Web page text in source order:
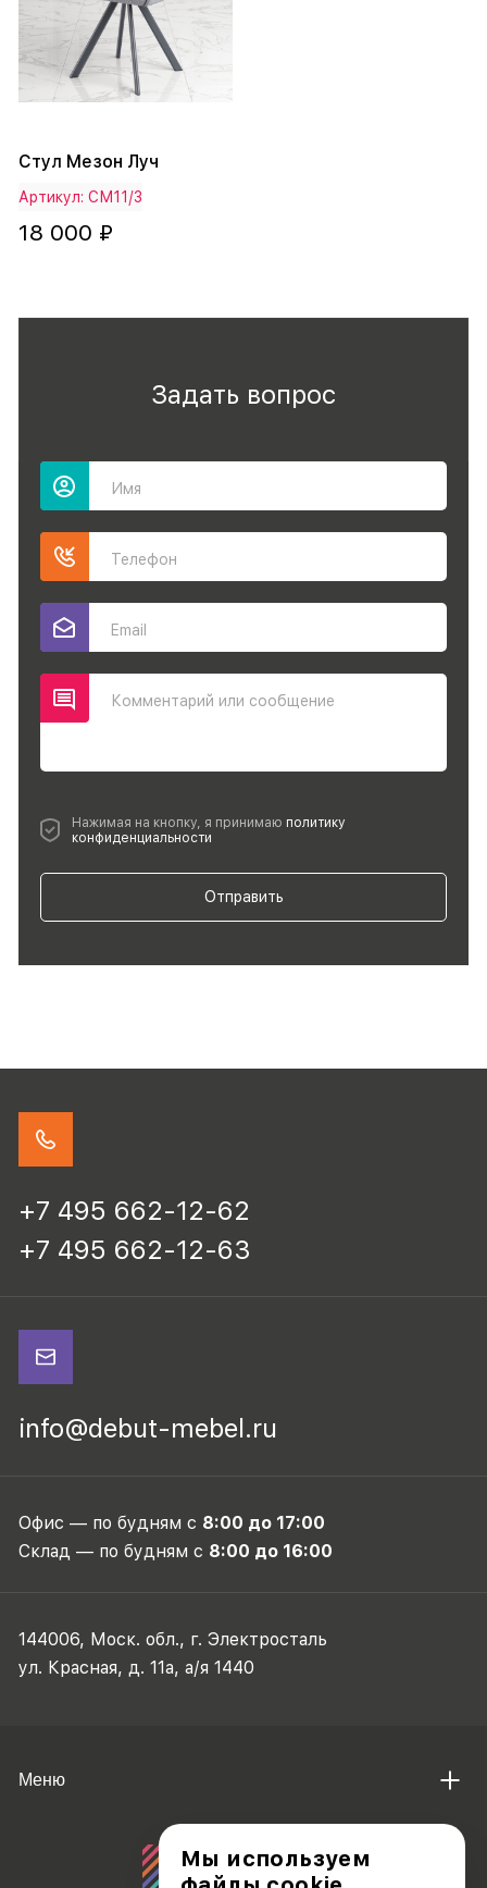
Стул Мезон Луч
Артикул: СМ11/3
18 000 ₽
Задать вопрос
Имя
Телефон
Email
Комментарий или сообщение
Нажимая на кнопку, я принимаю политику
конфиденциальности
Отправить
+7 495 662-12-62
+7 495 662-12-63
info@debut-mebel.ru
Офис — по будням с 8:00 до 17:00
Склад — по будням с 8:00 до 16:00
144006, Моск. обл., г. Электросталь
ул. Красная, д. 11а, а/я 1440
Меню
Мы используем